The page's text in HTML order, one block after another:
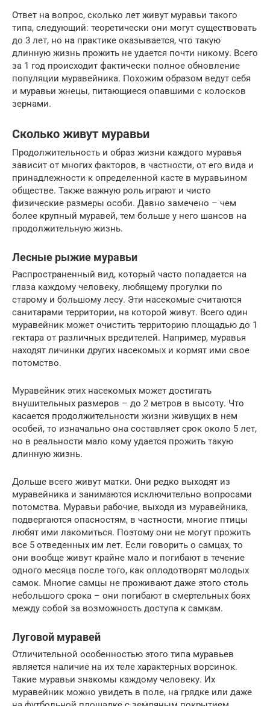
Ответ на вопрос, сколько лет живут муравьи такого
типа, следующий: теоретически они могут существовать
до 3 лет, но на практике оказывается, что такую
длинную жизнь прожить не удается почти никому. Всего
за 1 год происходит фактически полное обновление
популяции муравейника. Похожим образом ведут себя
и муравьи жнецы, питающиеся опавшими с колосков
зернами.
Сколько живут муравьи
Продолжительность и образ жизни каждого муравья
зависит от многих факторов, в частности, от его вида и
принадлежности к определенной касте в муравьином
обществе. Также важную роль играют и чисто
физические размеры особи. Давно замечено – чем
более крупный муравей, тем больше у него шансов на
продолжительную жизнь.
Лесные рыжие муравьи
Распространенный вид, который часто попадается на
глаза каждому человеку, любящему прогулки по
старому и большому лесу. Эти насекомые считаются
санитарами территории, на которой живут. Всего один
муравейник может очистить территорию площадью до 1
гектара от различных вредителей. Например, муравья
находят личинки других насекомых и кормят ими свое
потомство.
Муравейник этих насекомых может достигать
внушительных размеров – до 2 метров в высоту. Что
касается продолжительности жизни живущих в нем
особей, то изначально она составляет срок около 5 лет,
но в реальности мало кому удается прожить такую
длинную жизнь.
Дольше всего живут матки. Они редко выходят из
муравейника и занимаются исключительно вопросами
потомства. Муравьи рабочие, выходя из муравейника,
подвергаются опасностям, в частности, многие птицы
любят ими лакомиться. Поэтому они не могут прожить
все 5 отведенных им лет. Если говорить о самцах, то
они вообще живут крайне мало и погибают в течение
одного месяца после того, как оплодотворят молодых
самок. Многие самцы не проживают даже этого столь
небольшого срока – они погибают в смертельных боях
между собой за возможность доступа к самкам.
Луговой муравей
Отличительной особенностью этого типа муравьев
является наличие на их теле характерных ворсинок.
Такие муравьи знакомы каждому человеку. Их
муравейник можно увидеть в поле, на грядке или даже